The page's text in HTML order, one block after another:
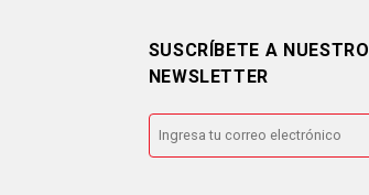
SUSCRÍBETE A NUESTRO
NEWSLETTER